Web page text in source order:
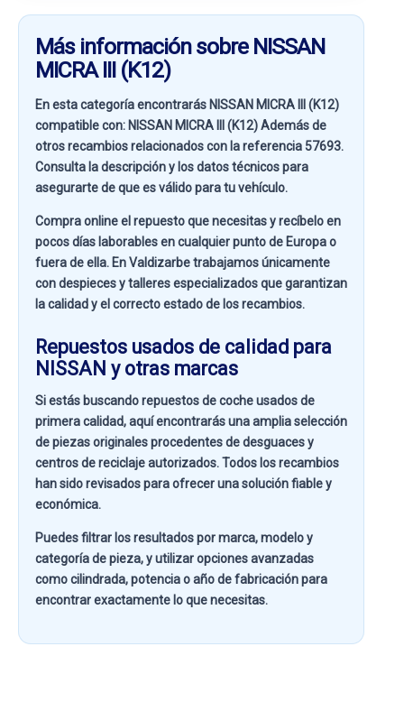
Más información sobre NISSAN
MICRA III (K12)
En esta categoría encontrarás NISSAN MICRA III (K12)
compatible con: NISSAN MICRA III (K12)Además de
otros recambios relacionados con la referencia 57693.
Consulta la descripción y los datos técnicos para
asegurarte de que es válido para tu vehículo.
Compra online el repuesto que necesitas y recíbelo en
pocos días laborables en cualquier punto de Europa o
fuera de ella. EnValdizarbetrabajamos únicamente
con despieces y talleres especializados que garantizan
la calidad y el correcto estado de los recambios.
Repuestos usados de calidad para
NISSAN y otras marcas
Si estás buscandorepuestos de coche usados de
primera calidad, aquí encontrarás una amplia selección
de piezas originales procedentes de desguaces y
centros de reciclaje autorizados. Todos los recambios
han sido revisados para ofrecer una solución fiable y
económica.
Puedes filtrar los resultados pormarca, modelo y
categoría de pieza, y utilizar opciones avanzadas
comocilindrada, potencia o año de fabricaciónpara
encontrar exactamente lo que necesitas.